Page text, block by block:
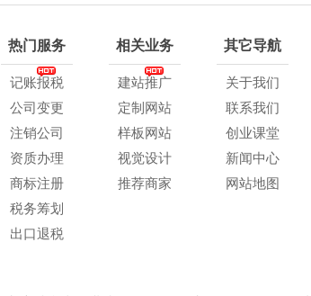
热门服务
记账报税
公司变更
注销公司
资质办理
商标注册
税务筹划
出口退税
相关业务
建站推广
定制网站
样板网站
视觉设计
推荐商家
其它导航
关于我们
联系我们
创业课堂
新闻中心
网站地图